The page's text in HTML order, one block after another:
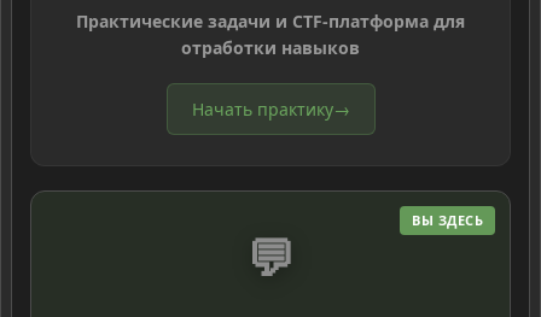
Практические задачи и CTF-платформа для
отработки навыков
Начать практику→
ВЫ ЗДЕСЬ
💬